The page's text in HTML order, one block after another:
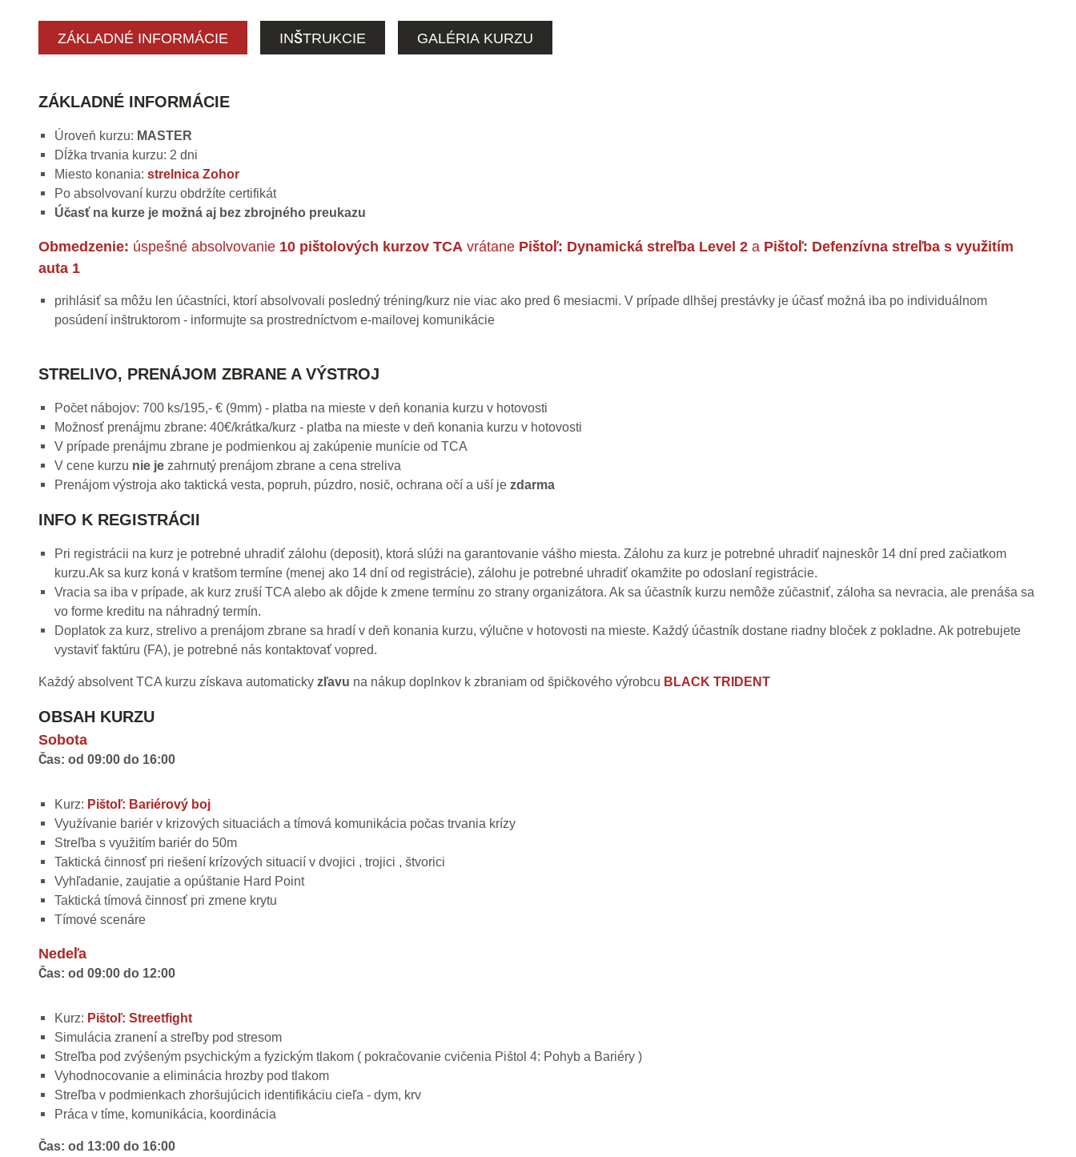
ZÁKLADNÉ INFORMÁCIE INŠTRUKCIE GALÉRIA KURZU
ZÁKLADNÉ INFORMÁCIE
Úroveň kurzu: MASTER
Dĺžka trvania kurzu: 2 dni
Miesto konania: strelnica Zohor
Po absolvovaní kurzu obdržíte certifikát
Účasť na kurze je možná aj bez zbrojného preukazu
Obmedzenie: úspešné absolvovanie 10 pištolových kurzov TCA vrátane Pištoľ: Dynamická streľba Level 2 a Pištoľ: Defenzívna streľba s využitím
auta 1
prihlásiť sa môžu len účastníci, ktorí absolvovali posledný tréning/kurz nie viac ako pred 6 mesiacmi. V prípade dlhšej prestávky je účasť možná iba po individuálnom
posúdení inštruktorom - informujte sa prostredníctvom e-mailovej komunikácie
STRELIVO, PRENÁJOM ZBRANE A VÝSTROJ
Počet nábojov: 700 ks/195,- € (9mm) - platba na mieste v deň konania kurzu v hotovosti
Možnosť prenájmu zbrane: 40€/krátka/kurz - platba na mieste v deň konania kurzu v hotovosti
V prípade prenájmu zbrane je podmienkou aj zakúpenie munície od TCA
V cene kurzu nie je zahrnutý prenájom zbrane a cena streliva
Prenájom výstroja ako taktická vesta, popruh, púzdro, nosič, ochrana očí a uší je zdarma
INFO K REGISTRÁCII
Pri registrácii na kurz je potrebné uhradiť zálohu (deposit), ktorá slúži na garantovanie vášho miesta. Zálohu za kurz je potrebné uhradiť najneskôr 14 dní pred začiatkom
kurzu.Ak sa kurz koná v kratšom termíne (menej ako 14 dní od registrácie), zálohu je potrebné uhradiť okamžite po odoslaní registrácie.
Vracia sa iba v prípade, ak kurz zruší TCA alebo ak dôjde k zmene termínu zo strany organizátora. Ak sa účastník kurzu nemôže zúčastniť, záloha sa nevracia, ale prenáša sa
vo forme kreditu na náhradný termín.
Doplatok za kurz, strelivo a prenájom zbrane sa hradí v deň konania kurzu, výlučne v hotovosti na mieste. Každý účastník dostane riadny bloček z pokladne. Ak potrebujete
vystaviť faktúru (FA), je potrebné nás kontaktovať vopred.
Každý absolvent TCA kurzu získava automaticky zľavu na nákup doplnkov k zbraniam od špičkového výrobcu BLACK TRIDENT
OBSAH KURZU
Sobota
Čas: od 09:00 do 16:00
Kurz: Pištoľ: Bariérový boj
Využívanie bariér v krizových situaciách a tímová komunikácia počas trvania krízy
Streľba s využitím bariér do 50m
Taktická činnosť pri riešení krízových situacií v dvojici , trojici , štvorici
Vyhľadanie, zaujatie a opúštanie Hard Point
Taktická tímová činnosť pri zmene krytu
Tímové scenáre
Nedeľa
Čas: od 09:00 do 12:00
Kurz: Pištoľ: Streetfight
Simulácia zranení a streľby pod stresom
Streľba pod zvýšeným psychickým a fyzickým tlakom ( pokračovanie cvičenia Pištol 4: Pohyb a Bariéry )
Vyhodnocovanie a eliminácia hrozby pod tlakom
Streľba v podmienkach zhoršujúcich identifikáciu cieľa - dym, krv
Práca v tíme, komunikácia, koordinácia
Čas: od 13:00 do 16:00